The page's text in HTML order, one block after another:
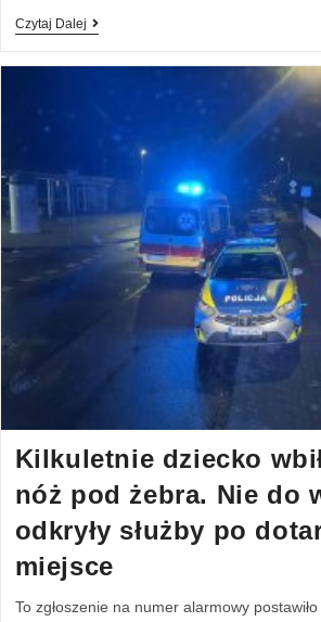
Czytaj Dalej
Kilkuletnie dziecko
nóż pod żebra. Nie do
odkryły służby po
miejsce
To zgłoszenie na numer alarmowy